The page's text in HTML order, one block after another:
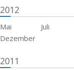
2012
Mai Juli
Dezember
2011